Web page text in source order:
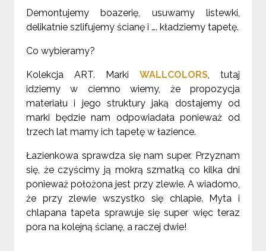
Demontujemy boazerię, usuwamy listewki,
delikatnie szlifujemy ścianę i …. kładziemy tapetę.
Co wybieramy?
Kolekcja ART. Marki WALLCOLORS, tutaj
idziemy w ciemno wiemy, że propozycja
materiału i jego struktury jaką dostajemy od
marki będzie nam odpowiadała ponieważ od
trzech lat mamy ich tapetę w łazience.
Łazienkowa sprawdza się nam super. Przyznam
się, że czyścimy ją mokrą szmatką co kilka dni
ponieważ położona jest przy zlewie. A wiadomo,
że przy zlewie wszystko się chlapie. Myta i
chlapana tapeta sprawuje się super więc teraz
pora na kolejną ścianę, a raczej dwie!